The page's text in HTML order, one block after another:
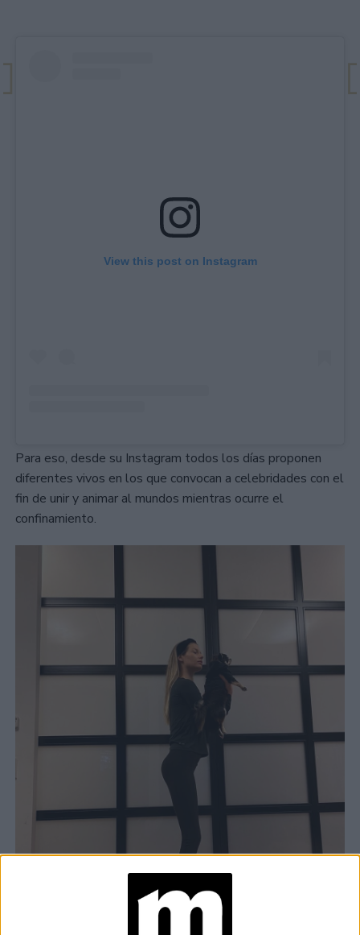
View this post on Instagram
Para eso, desde su Instagram todos los días proponen
diferentes vivos en los que convocan a celebridades con el
fin de unir y animar al mundos mientras ocurre el
confinamiento.